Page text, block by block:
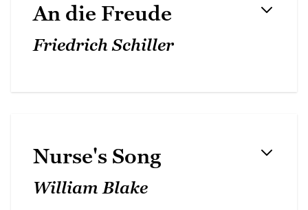
An die Freude
Friedrich Schiller
Nurse's Song
William Blake